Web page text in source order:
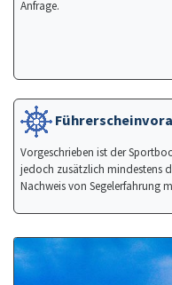
Anfrage.
Vorgeschrieben ist der
jedoch zusätzlich mindestens
Nachweis von Segelerfahrung